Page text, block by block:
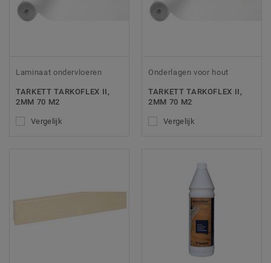
Laminaat ondervloeren
TARKETT TARKOFLEX II,
2MM 70 M2
Vergelijk
Onderlagen voor hout
TARKETT TARKOFLEX II,
2MM 70 M2
Vergelijk